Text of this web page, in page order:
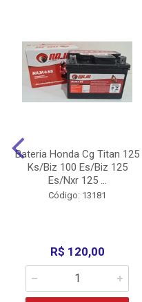
Bateria Honda Cg Titan 125
Ks/Biz 100 Es/Biz 125
Es/Nxr 125 ...
Código: 13181
R$ 120,00